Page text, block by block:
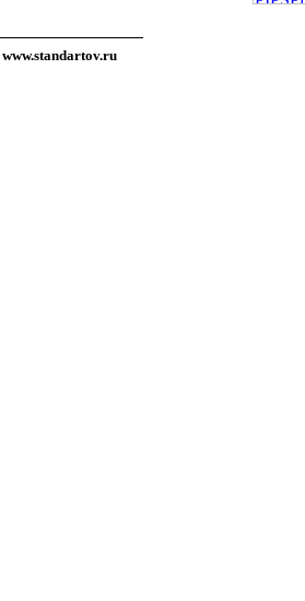
www.standartov.ru